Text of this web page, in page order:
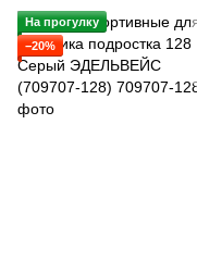
На прогулку
−20%